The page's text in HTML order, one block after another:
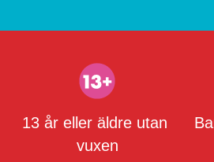
13 år eller äldre utan
vuxen